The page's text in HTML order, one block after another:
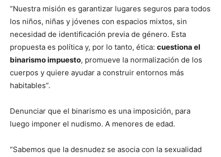
“Nuestra misión es garantizar lugares seguros para todos
los niños, niñas y jóvenes con espacios mixtos, sin
necesidad de identificación previa de género. Esta
propuesta es política y, por lo tanto, ética: cuestiona el
binarismo impuesto, promueve la normalización de los
cuerpos y quiere ayudar a construir entornos más
habitables”.
Denunciar que el binarismo es una imposición, para
luego imponer el nudismo. A menores de edad.
“Sabemos que la desnudez se asocia con la sexualidad